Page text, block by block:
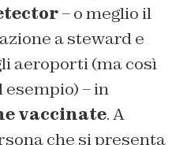
– o meglio il
a steward e
aeroporti (ma così
esempio) – in
vaccinate. A
che si presenta